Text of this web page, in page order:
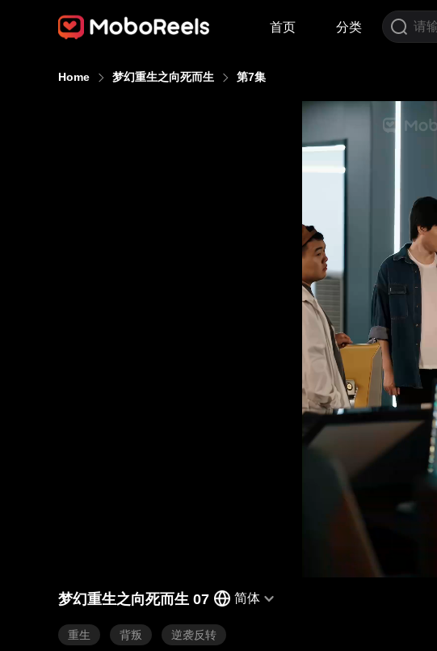
首页 分类
Home 梦幻重生之向死而生 第7集
梦幻重生之向死而生 07 简体
重生 背叛 逆袭反转